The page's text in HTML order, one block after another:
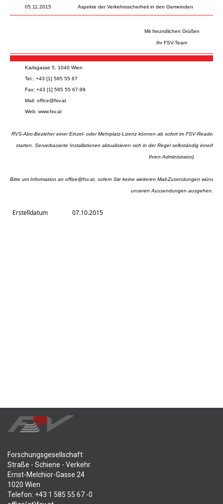
05.11.2015
Aspekte der Verkehrssicherheit in den Gemeinden
Mit freundlichen Grüßen
Ihr FSV-Team
Karlsgasse 5, 1040 Wien
Tel.: +43 [1] 585 55 67
Fax: +43 [1] 585 55 67-99
Mail: office@fsv.at
Web: www.fsv.at
RVS-Abo-Bezieher einer Einzel- oder Mehrplatz-Lizenz können ab sofort im FSV-Reader
starten. Serverbasierte Installationen aktualisieren sich in der Regel selbständig
Ihren Administrator).
Bitte um Information an office@fsv.at , sofern Sie keine weiteren Mail-Zusendungen
unseren Aussendungen ausgehen.
Erstelldatum 07.10.2015
Forschungsgesellschaft
Straße - Schiene - Verkehr
Ernst-Melchior-Gasse 24
1020 Wien
Telefon: +43 1 585 55 67 -0